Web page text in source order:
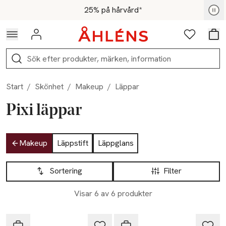
Hoppa till navigationsmenyn25% på hårvård*
För medlemmar - Shoppa nu
Logga in Favoriter
Sök
Start / Skönhet / Makeup / Läppar
Pixi läppar
Hoppa till produktsidan
Makeup Läppstift
Läppglans
Hoppa till produktsidan
Filter
Sortering
Visar 6 av 6 produkter
Lista över produkter